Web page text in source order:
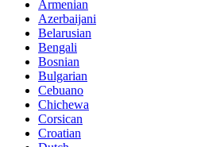
Armenian
Azerbaijani
Belarusian
Bengali
Bosnian
Bulgarian
Cebuano
Chichewa
Corsican
Croatian